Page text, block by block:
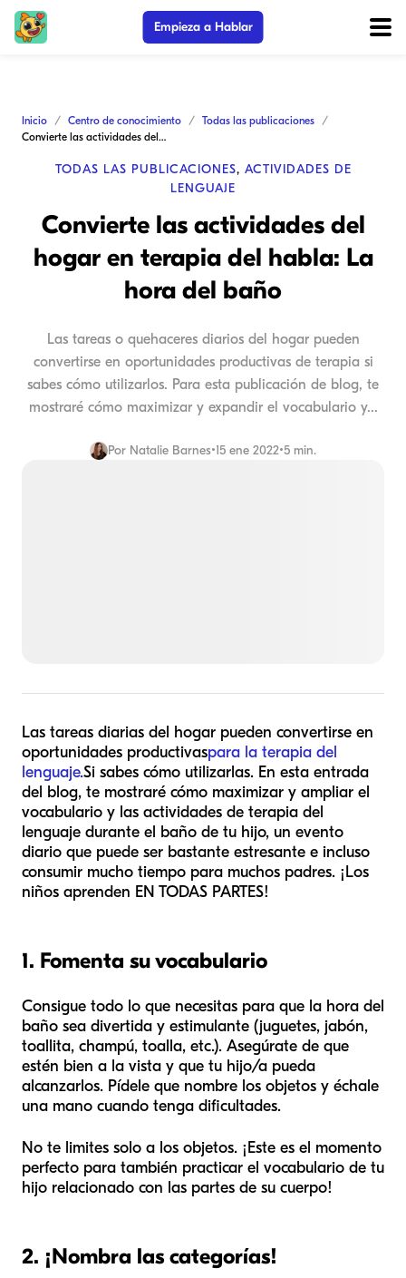
Empieza a Hablar
Inicio Centro de conocimiento
Todas las publicaciones
Convierte las actividades del hogar en terapia del habla: La hora del baño
TODAS LAS PUBLICACIONES, ACTIVIDADES DE
LENGUAJE
Convierte las actividades del
hogar en terapia del habla: La
hora del baño
Las tareas o quehaceres diarios del hogar pueden
convertirse en oportunidades productivas de terapia si
sabes cómo utilizarlos. Para esta publicación de blog, te
mostraré cómo maximizar y expandir el vocabulario y...
Por Natalie Barnes•15 ene 2022•5 min.
Las tareas diarias del hogar pueden convertirse en
oportunidades productivaspara la terapia del
lenguaje.Si sabes cómo utilizarlas. En esta entrada
del blog, te mostraré cómo maximizar y ampliar el
vocabulario y las actividades de terapia del
lenguaje durante el baño de tu hijo, un evento
diario que puede ser bastante estresante e incluso
consumir mucho tiempo para muchos padres. ¡Los
niños aprenden EN TODAS PARTES!
1. Fomenta su vocabulario
Consigue todo lo que necesitas para que la hora del
baño sea divertida y estimulante (juguetes, jabón,
toallita, champú, toalla, etc.). Asegúrate de que
estén bien a la vista y que tu hijo/a pueda
alcanzarlos. Pídele que nombre los objetos y échale
una mano cuando tenga dificultades.
No te limites solo a los objetos. ¡Este es el momento
perfecto para también practicar el vocabulario de tu
hijo relacionado con las partes de su cuerpo!
2. ¡Nombra las categorías!